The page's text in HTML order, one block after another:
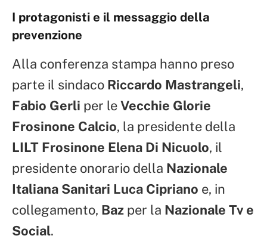
I protagonisti e il messaggio della
prevenzione
Alla conferenza stampa hanno preso
parte il sindaco Riccardo Mastrangeli,
Fabio Gerli per leVecchie Glorie
Frosinone Calcio, la presidente della
LILT Frosinone Elena Di Nicuolo, il
presidente onorario della Nazionale
Italiana Sanitari Luca Cipriano e, in
collegamento, Baz per la Nazionale Tv e
Social.